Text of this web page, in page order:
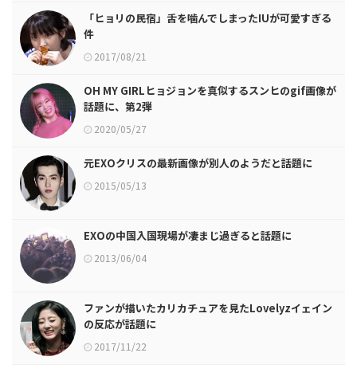
「ヒョリの民宿」舌を噛んでしまったIUが可愛すぎる
件
2017/08/21
OH MY GIRLヒョジョンを真似するスンヒのgif画像が
話題に、第2弾
2020/05/27
元EXOクリスの最新画像が別人のようだと話題に
2015/05/13
EXOの中国入国現場が凄まじ過ぎると話題に
2013/06/04
ファンが描いたカリカチュアを見たLovelyzイェイン
の反応が話題に
2017/11/22